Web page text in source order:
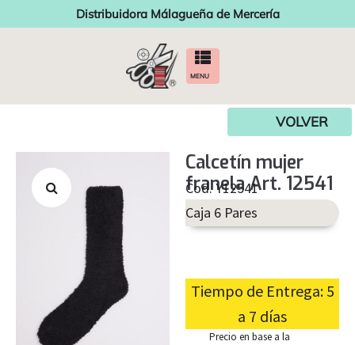
Distribuidora Málagueña de Mercería
MENU
VOLVER
Calcetín mujer
franela Art. 12541
Cod. Y12541
Caja 6 Pares
Tiempo de Entrega: 5
a 7 días
Precio en base a la